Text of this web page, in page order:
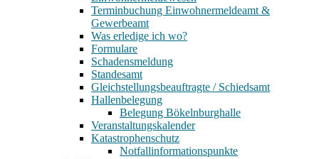
Terminbuchung Einwohnermeldeamt &
Gewerbeamt
Was erledige ich wo?
Formulare
Schadensmeldung
Standesamt
Gleichstellungsbeauftragte / Schiedsamt
Hallenbelegung
Belegung Bökelnburghalle
Veranstaltungskalender
Katastrophenschutz
Notfallinformationspunkte